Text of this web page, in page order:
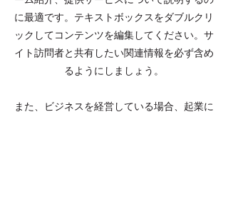
に最適です。テキストボックスをダブルクリ
ックしてコンテンツを編集してください。サ
イト訪問者と共有したい関連情報を必ず含め
るようにしましょう。
また、ビジネスを経営している場合、起業に